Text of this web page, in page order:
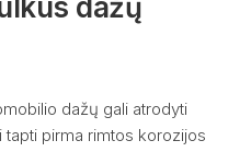
dažų
dažų gali atrodyti
tapti pirma rimtos korozijos